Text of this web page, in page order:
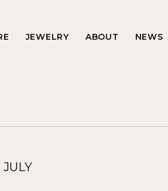
JEWELRY ABOUT NEWS
JULY